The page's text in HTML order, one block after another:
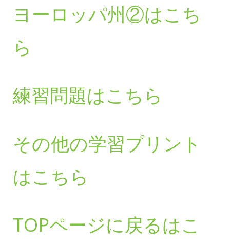
ヨーロッパ州②はこち
ら
練習問題はこちら
その他の学習プリント
はこちら
TOPページに戻るはこ